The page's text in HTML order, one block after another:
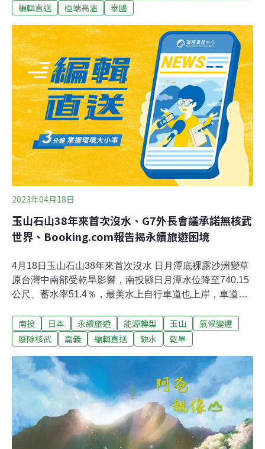
半月11筆通報瓦拉米步道最多玉山園區至少辨識出139隻
報，族群有增長、擴散趨勢，其中東部較明顯，玉管處在
花蓮辦理黑熊救傷教育訓練，以健全救傷機制。（中央社
報導）世豐電力環評案原告敗訴 水力電廠將增加電力調度
靈活
編輯直送
極端高溫 泰國
2023年04月18日
玉山石山38年來首次沒水、G7外長會議承諾無核武
世界、Booking.com報告揭永續旅遊困境
4月18日玉山石山38年來首次沒水 日月潭底裸露沙洲變草
原台灣中南部受乾旱影響，南投縣日月潭水位降至740.15
公尺、蓄水率51.4％，最美水上自行車道也上岸，車道下
屋，仍有半數山屋缺水，塔塔加石山地區38年來首次遇水
源枯竭、無水可用之苦，籲山友入山前做好「備水計
（工商時報報導）中科院研發軍用儲能設備 確保戰爭或天
災時電力供應為防止軍用電網及重要戰備設施在戰爭或天
災時無法使用，中科院研發軍用機動化儲能設備。中科院
飛彈所副所長任國光今天表示，小型系統讓單兵攜帶方
便，而大型機動儲能供電系統可以直升機吊掛移動，確保
射擊車等載具電力供應。（中央社報導）
南投 日本 永續旅遊 能源轉型 玉山
氣候變遷
廢除核武
嘉義 編輯直送 缺水 乾旱